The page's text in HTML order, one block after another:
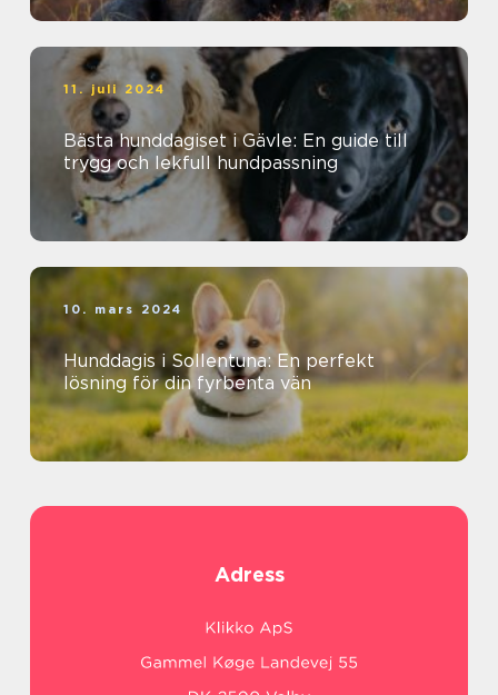
11. juli 2024
Bästa hunddagiset i Gävle: En guide till
trygg och lekfull hundpassning
10. mars 2024
Hunddagis i Sollentuna: En perfekt
lösning för din fyrbenta vän
Adress